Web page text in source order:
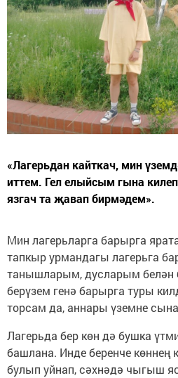
«Лагерьдан кайткач, мин
иттем. Гел елыйсым гына
язгач та җавап бирмәдем».
Мин лагерьларга барырга
тапкыр урмандагы лагерьга
танышларым, дусларым белән
берүзем генә барырга туры
торсам да, аннары үземне
Лагерьда бер көн дә бушка
башлана. Инде беренче көннең
булып уйнап, сәхнәдә чыгыш